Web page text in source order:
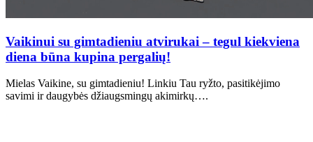
Vaikinui su gimtadieniu atvirukai – tegul kiekviena
diena būna kupina pergalių!
Mielas Vaikine, su gimtadieniu! Linkiu Tau ryžto, pasitikėjimo
savimi ir daugybės džiaugsmingų akimirkų….